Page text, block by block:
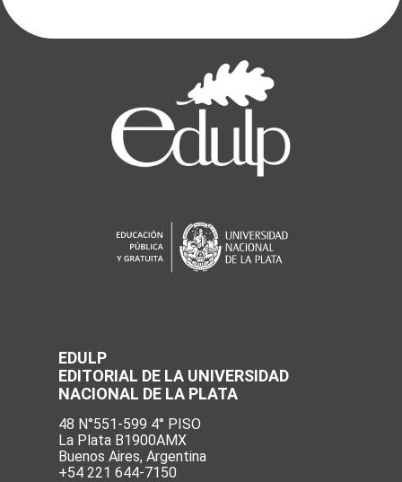
EDULP
EDITORIAL DE LA UNIVERSIDAD
NACIONAL DE LA PLATA
48 N°551-599 4° PISO
La Plata B1900AMX
Buenos Aires, Argentina
+54 221 644-7150